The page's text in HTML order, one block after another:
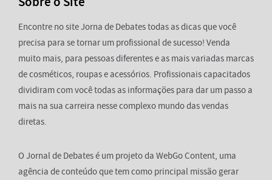
Encontre no site Jorna de Debates todas as dicas que você
precisa para se tornar um profissional de sucesso! Venda
muito mais, para pessoas diferentes e as mais variadas marcas
de cosméticos, roupas e acessórios. Profissionais capacitados
dividiram com você todas as informações para dar um passo a
mais na sua carreira nesse complexo mundo das vendas
diretas.
O Jornal de Debates é um projeto da WebGo Content, uma
agência de conteúdo que tem como principal missão gerar